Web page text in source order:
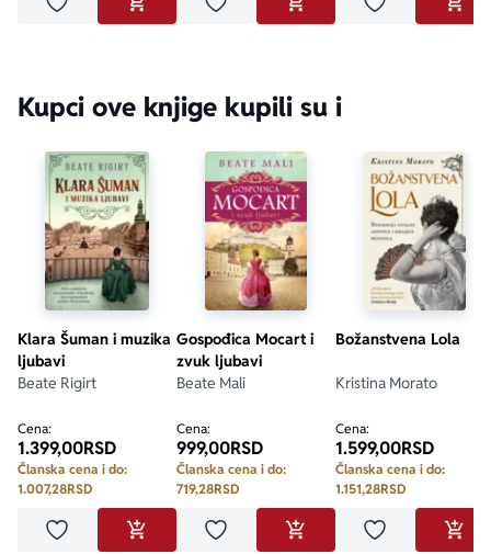
Dodaj u omiljeneDODAJ U KORPUDodaj u omiljeneDODAJ U KORPU
Dodaj u
Kupci ove knjige kupili su i
Klara Šuman i muzika
ljubavi
Beate Rigirt
Cena:
1.399,00RSD
Članska cena i do:
1.007,28RSD
Dodaj u omiljeneDODAJ U KORPU
Gospođica Mocart i
zvuk ljubavi
Beate Mali
Cena:
999,00RSD
Članska cena i do:
719,28RSD
Dodaj u omiljeneDODAJ U KORPU
Božanstvena Lola
Kristina Morato
Cena:
1.599,00RSD
Članska cena i do:
1.151,28RSD
Dodaj u